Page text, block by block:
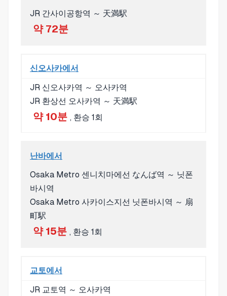
JR 간사이공항역 ～ 天満駅
약 72분
신오사카에서
JR 신오사카역 ～ 오사카역
JR 환상선 오사카역 ～ 天満駅
약 10분 , 환승 1회
난바에서
Osaka Metro 센니치마에선 なんば역 ～ 닛폰
바시역
Osaka Metro 사카이스지선 닛폰바시역 ～ 扇
町駅
약 15분 , 환승 1회
교토에서
JR 교토역 ～ 오사카역